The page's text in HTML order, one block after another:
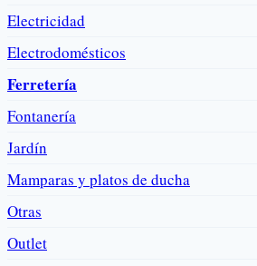
Electricidad
Electrodomésticos
Ferretería
Fontanería
Jardín
Mamparas y platos de ducha
Otras
Outlet